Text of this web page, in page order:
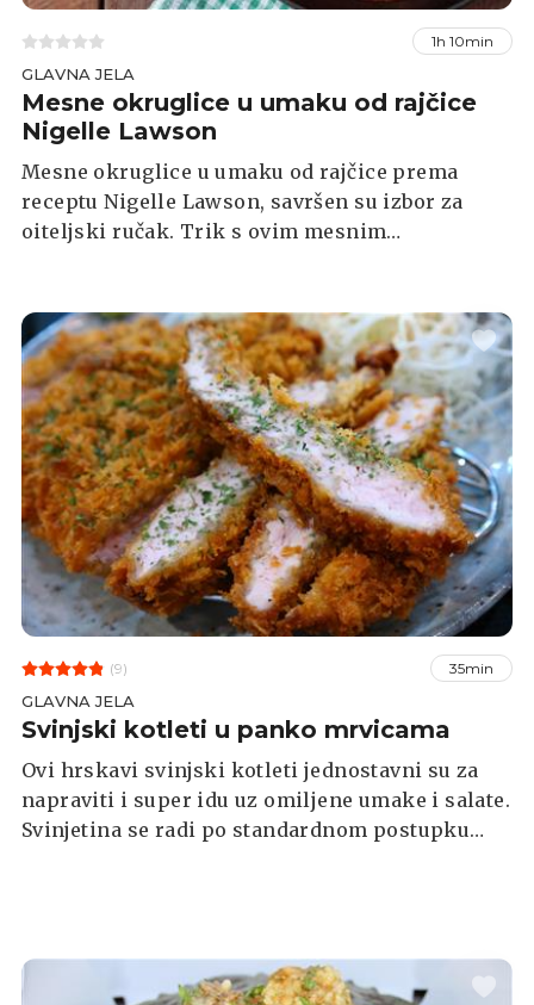
1h 10min
GLAVNA JELA
Mesne okruglice u umaku od rajčice
Nigelle Lawson
Mesne okruglice u umaku od rajčice prema
receptu Nigelle Lawson, savršen su izbor za
oiteljski ručak. Trik s ovim mesnim
(9) 35min
GLAVNA JELA
Svinjski kotleti u panko mrvicama
Ovi hrskavi svinjski kotleti jednostavni su za
napraviti i super idu uz omiljene umake i salate.
Svinjetina se radi po standardnom postupku